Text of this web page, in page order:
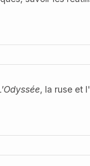
, la ruse et